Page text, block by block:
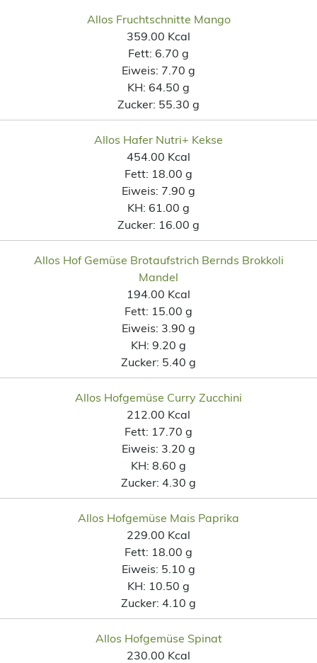
Allos Fruchtschnitte Mango
359.00 Kcal
Fett: 6.70 g
Eiweis: 7.70 g
KH: 64.50 g
Zucker: 55.30 g
Allos Hafer Nutri+ Kekse
454.00 Kcal
Fett: 18.00 g
Eiweis: 7.90 g
KH: 61.00 g
Zucker: 16.00 g
Allos Hof Gemüse Brotaufstrich Bernds Brokkoli
Mandel
194.00 Kcal
Fett: 15.00 g
Eiweis: 3.90 g
KH: 9.20 g
Zucker: 5.40 g
Allos Hofgemüse Curry Zucchini
212.00 Kcal
Fett: 17.70 g
Eiweis: 3.20 g
KH: 8.60 g
Zucker: 4.30 g
Allos Hofgemüse Mais Paprika
229.00 Kcal
Fett: 18.00 g
Eiweis: 5.10 g
KH: 10.50 g
Zucker: 4.10 g
Allos Hofgemüse Spinat
230.00 Kcal